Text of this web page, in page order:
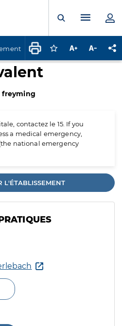
Ouvrir laMenu
Connectez-vous
Augmenter la
freyming
contactez le 15. If you
a medical emergency,
national emergency
L'ÉTABLISSEMENT